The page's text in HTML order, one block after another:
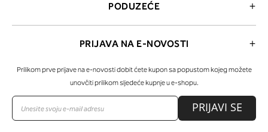
PODUZEĆE
PRIJAVA NA E-NOVOSTI
Prilikom prve prijave na e-novosti dobit ćete kupon sa popustom kojeg možete
unovčiti prilikom sljedeće kupnje u e-shopu.
PRIJAVI SE